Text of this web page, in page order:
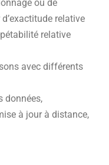
ou de
relative
relative
avec différents
données,
à jour à distance,